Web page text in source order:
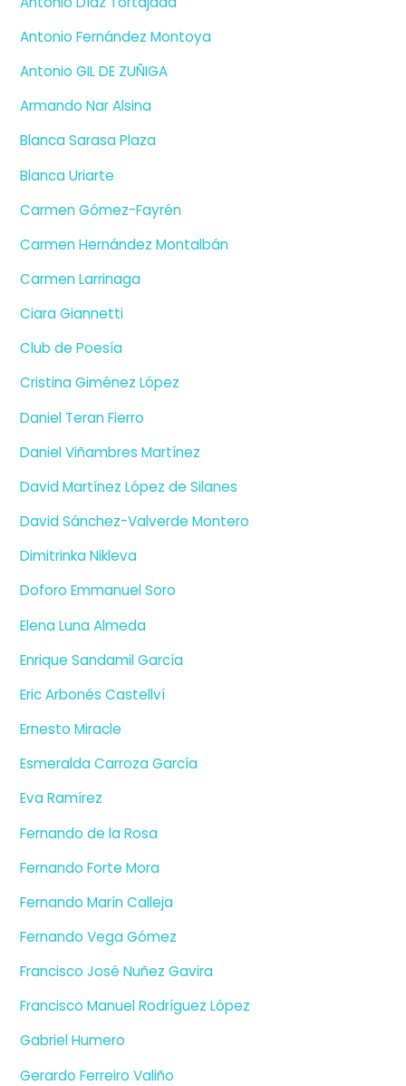
Antonio Fernández Montoya
Antonio GIL DE ZUÑIGA
Armando Nar Alsina
Blanca Sarasa Plaza
Blanca Uriarte
Carmen Gómez-Fayrén
Carmen Hernández Montalbán
Carmen Larrinaga
Ciara Giannetti
Club de Poesía
Cristina Giménez López
Daniel Teran Fierro
Daniel Viñambres Martínez
David Martínez López de Silanes
David Sánchez-Valverde Montero
Dimitrinka Nikleva
Doforo Emmanuel Soro
Elena Luna Almeda
Enrique Sandamil García
Eric Arbonés Castellví
Ernesto Miracle
Esmeralda Carroza García
Eva Ramírez
Fernando de la Rosa
Fernando Forte Mora
Fernando Marín Calleja
Fernando Vega Gómez
Francisco José Nuñez Gavira
Francisco Manuel Rodríguez López
Gabriel Humero
Gerardo Ferreiro Valiño